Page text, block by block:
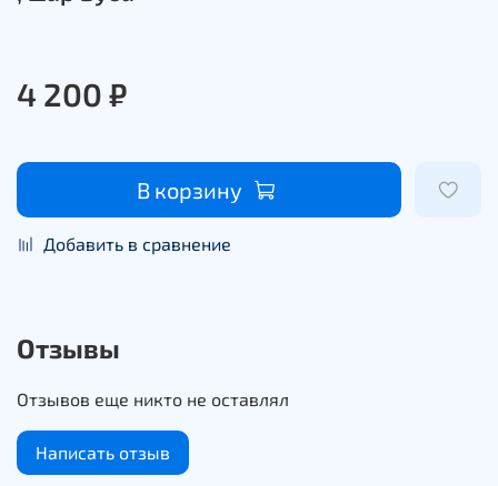
4 200 ₽
В корзину
Добавить в сравнение
Отзывы
Отзывов еще никто не оставлял
Написать отзыв